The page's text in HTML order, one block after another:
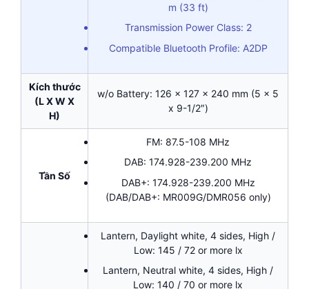
m (33 ft)
Transmission Power Class: 2
Compatible Bluetooth Profile: A2DP
Kích thước
(L X W X
H)
w/o Battery: 126 x 127 x 240 mm (5 x 5
x 9-1/2″)
Tần Số
FM: 87.5-108 MHz
DAB: 174.928-239.200 MHz
DAB+: 174.928-239.200 MHz
(DAB/DAB+: MR009G/DMR056 only)
Lantern, Daylight white, 4 sides, High /
Low: 145 / 72 or more lx
Lantern, Neutral white, 4 sides, High /
Low: 140 / 70 or more lx